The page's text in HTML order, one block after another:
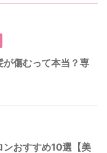
が傷むって本当？専
おすすめ10選【美